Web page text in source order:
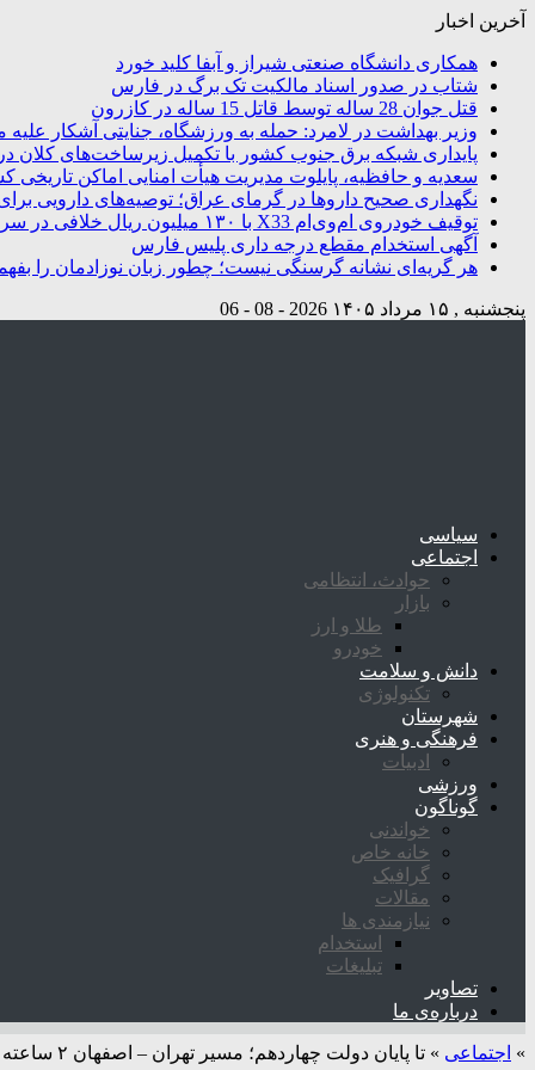
آخرین اخبار
همکاری دانشگاه صنعتی شیراز و آبفا کلید خورد
شتاب در صدور اسناد مالکیت تک برگ در فارس
قتل جوان 28 ساله توسط قاتل 15 ساله در کازرون
وزیر بهداشت در لامرد: حمله به ورزشگاه، جنایتی آشکار
پایداری شبکه برق جنوب کشور با تکمیل زیرساخت‌های کلان
سعدیه و حافظیه، پایلوت مدیریت هیأت امنایی اماکن تاریخی
نگهداری صحیح داروها در گرمای عراق؛ توصیه‌های دارویی برای
توقیف خودروی ام‌وی‌ام X33 با ۱۳۰ میلیون ریال خلافی در سروستان
آگهی استخدام مقطع درجه داری پلیس فارس
هر گریه‌ای نشانه گرسنگی نیست؛ چطور زبان نوزادمان را
پنجشنبه , ۱۵ مرداد ۱۴۰۵ 2026 - 08 - 06
سیاسی
اجتماعی
حوادث، انتظامی
بازار
طلا و ارز
خودرو
دانش و سلامت
تکنولوژی
شهرستان
فرهنگی و هنری
ادبیات
ورزشی
گوناگون
خواندنی
خانه خاص
گرافیک
مقالات
نیازمندی ها
استخدام
تبلیغات
تصاویر
درباره‌ی ما
» اجتماعی » تا پایان دولت چهاردهم؛ مسیر تهران – اصفهان ۲ ساعته می‌شود